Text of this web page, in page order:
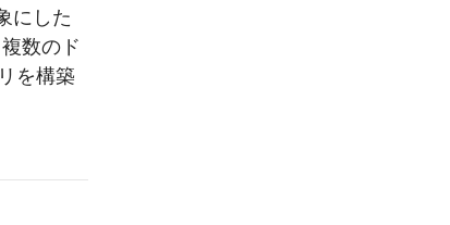
にした
数のド
を構築